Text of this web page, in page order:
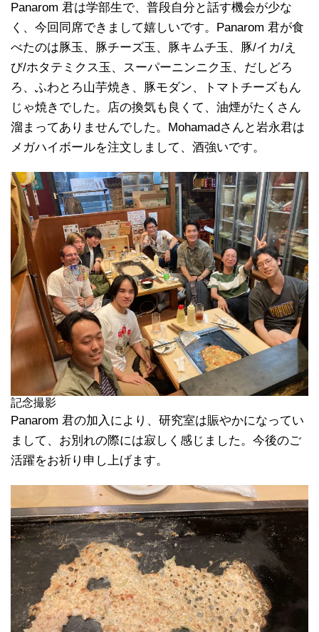
Panarom 君は学部生で、普段自分と話す機会が少な
く、今回同席できまして嬉しいです。Panarom 君が食
べたのは豚玉、豚チーズ玉、豚キムチ玉、豚/イカ/え
び/ホタテミクス玉、スーパーニンニク玉、だしどろ
ろ、ふわとろ山芋焼き、豚モダン、トマトチーズもん
じゃ焼きでした。店の換気も良くて、油煙がたくさん
溜まってありませんでした。Mohamadさんと岩永君は
メガハイボールを注文しまして、酒強いです。
記念撮影
Panarom 君の加入により、研究室は賑やかになってい
まして、お別れの際には寂しく感じました。今後のご
活躍をお祈り申し上げます。